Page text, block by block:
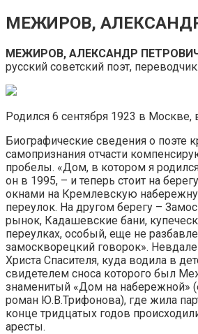
МЕЖИРОВ,
МЕЖИРОВ, АЛЕКСАНДР
русский советский поэт, переводчик.
Родился 6 сентября 1923 в Москве,
Биографические сведения о поэте
самопризнания отчасти
пробелы. «Дом, в котором я
он в 1995, – и теперь стоит на
окнами на Кремлевскую
переулок. На другом берегу –
рынок, Кадашевские бани,
переулках, особый, еще не
замоскворецкий говорок».
Христа Спасителя, куда водила в
свидетелем сноса которого был
знаменитый «Дом на набережной»
роман Ю.В.Трифонова), где жила
конце тридцатых годов
аресты.